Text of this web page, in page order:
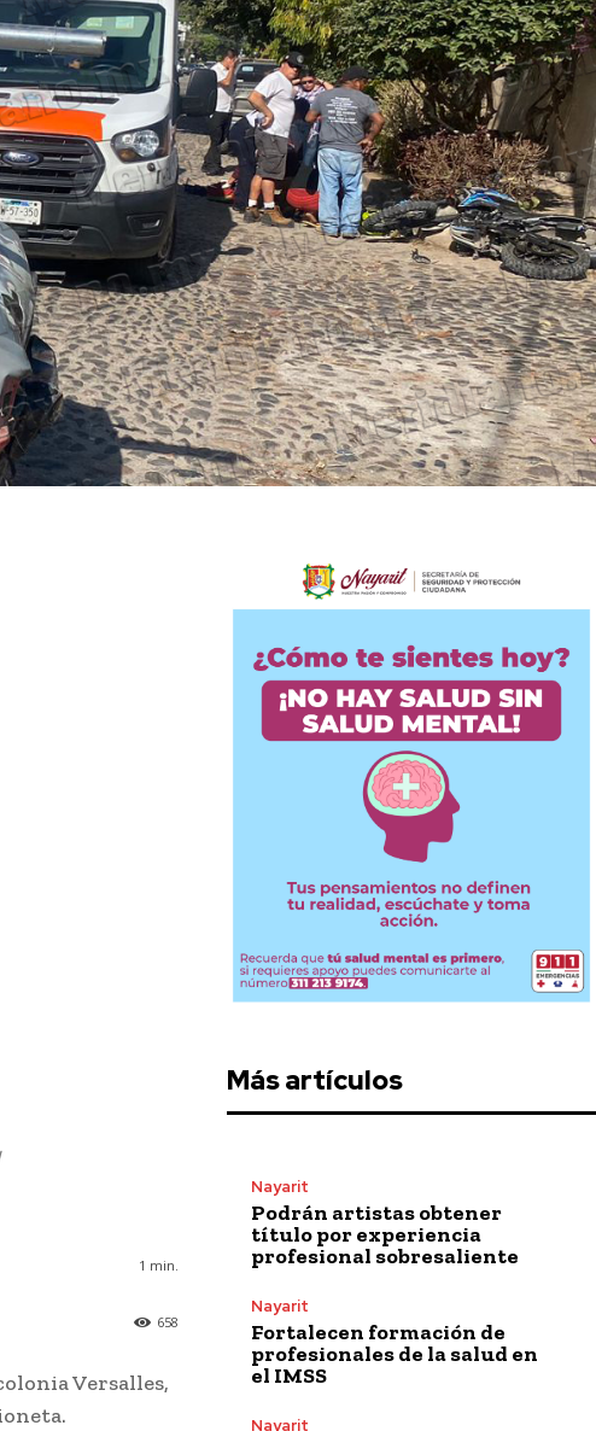
1 min.
658
Versalles,
Más artículos
Nayarit
Podrán artistas obtener
título por experiencia
profesional sobresaliente
Nayarit
Fortalecen formación de
profesionales de la salud en
el IMSS
Nayarit